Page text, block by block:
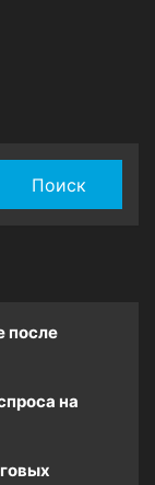
после
на